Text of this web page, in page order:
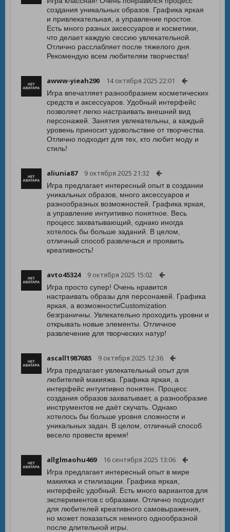
создания уникальных образов. Графика яркая
и привлекательная, а управление простое.
Есть много разных аксессуаров и косметики,
что делает каждую сессию увлекательной.
Отлично расслабляет после тяжелого дня.
Рекомендую всем любителям творчества!
awww-yieah290 14 октября 2025 22:01
Игра впечатляет разнообразием косметических
средств и аксессуаров. Удобный интерфейс
позволяет легко настраивать внешний вид
персонажей. Занятия увлекательны, а каждый
уровень приносит удовольствие от творчества.
Отлично подходит для тех, кто любит моду и
стиль!
aliunia87 9 октября 2025 21:32
Игра предлагает интересный опыт в создании
уникальных образов, много аксессуаров и
разнообразных возможностей. Графика яркая,
а управление интуитивно понятное. Весь
процесс захватывающий, однако иногда
хотелось бы больше заданий. В целом,
отличный способ развлечься и проявить
креативность!
avto45324 9 октября 2025 15:02
Игра просто супер! Очень нравится
настраивать образы для персонажей. Графика
яркая, а возможностиCustomization
безграничны. Увлекательно проходить уровни и
открывать новые элементы. Отличное
развлечение для творческих натур!
ascall1987685 9 октября 2025 12:36
Игра предлагает увлекательный опыт для
любителей макияжа. Графика яркая, а
интерфейс интуитивно понятен. Процесс
создания образов захватывает, а разнообразие
инструментов не даёт скучать. Однако
хотелось бы больше уровня сложности и
уникальных задач. В целом, отличный способ
весело провести время!
allglmaohu469 16 сентября 2025 13:06
Игра предлагает интересный опыт в мире
макияжа и стилизации. Графика яркая,
интерфейс удобный. Есть много вариантов для
экспериментов с образами. Отлично подходит
для любителей креативного самовыражения,
но может показаться немного однообразной
после длительной игры.